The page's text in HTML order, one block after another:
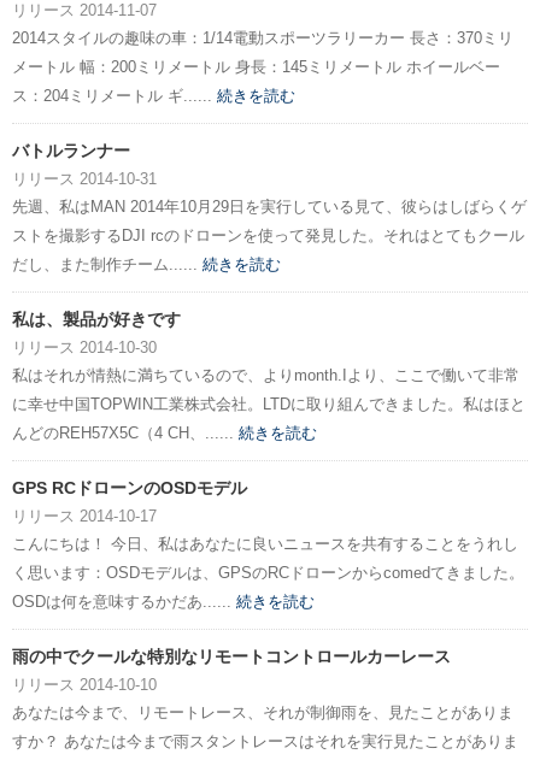
リリース 2014-11-07
2014スタイルの趣味の車：1/14電動スポーツラリーカー 長さ：370ミリ
メートル 幅：200ミリメートル 身長：145ミリメートル ホイールベー
ス：204ミリメートル ギ...... 続きを読む
バトルランナー
リリース 2014-10-31
先週、私はMAN 2014年10月29日を実行している見て、彼らはしばらくゲ
ストを撮影するDJI rcのドローンを使って発見した。それはとてもクール
だし、また制作チーム...... 続きを読む
私は、製品が好きです
リリース 2014-10-30
私はそれが情熱に満ちているので、よりmonth.Iより、ここで働いて非常
に幸せ中国TOPWIN工業株式会社。LTDに取り組んできました。私はほと
んどのREH57X5C（4 CH、...... 続きを読む
GPS RCドローンのOSDモデル
リリース 2014-10-17
こんにちは！ 今日、私はあなたに良いニュースを共有することをうれし
く思います：OSDモデルは、GPSのRCドローンからcomedてきました。
OSDは何を意味するかだあ...... 続きを読む
雨の中でクールな特別なリモートコントロールカーレース
リリース 2014-10-10
あなたは今まで、リモートレース、それが制御雨を、見たことがありま
すか？ あなたは今まで雨スタントレースはそれを実行見たことがありま